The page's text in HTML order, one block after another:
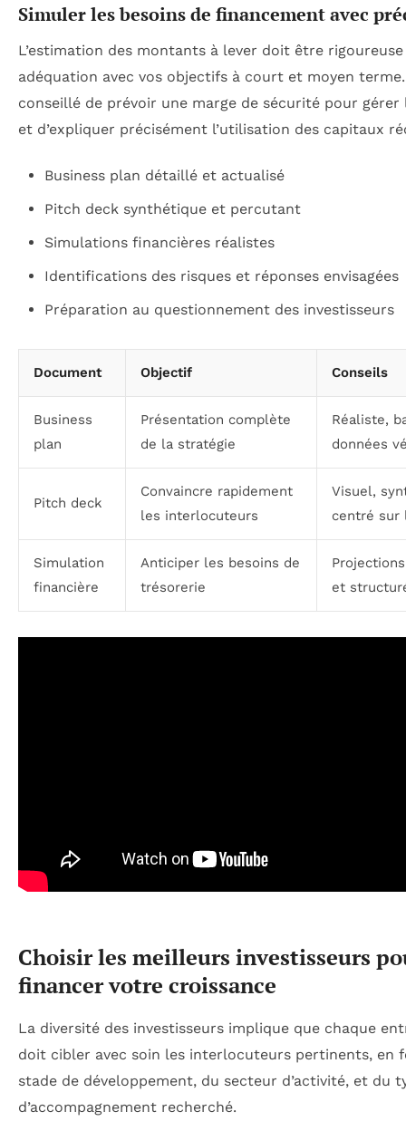
Simuler les besoins de financement avec
L’estimation des montants à lever doit être
adéquation avec vos objectifs à court et moyen
conseillé de prévoir une marge de sécurité pour gérer
et d’expliquer précisément l’utilisation des capitaux
Business plan détaillé et actualisé
Pitch deck synthétique et percutant
Simulations financières réalistes
Identifications des risques et réponses envisagées
Préparation au questionnement des investisseurs
Document Objectif Conseils
Business
plan
Présentation complète
de la stratégie
Réaliste,
données
Pitch deck
Convaincre rapidement
les interlocuteurs
Visuel,
centré sur
Simulation
financière
Anticiper les besoins de
trésorerie
et
Choisir les meilleurs investisseurs
financer votre croissance
La diversité des investisseurs implique que chaque
doit cibler avec soin les interlocuteurs pertinents, en
stade de développement, du secteur d’activité, et du
d’accompagnement recherché.